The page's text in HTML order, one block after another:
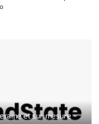
et sur mesure